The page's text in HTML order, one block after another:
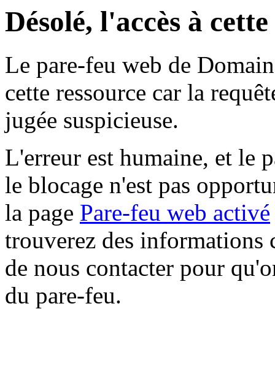
Désolé, l'accès à
Le pare-feu web de
cette ressource car la
jugée suspicieuse.
L'erreur est humaine, et le
le blocage n'est pas
la page Pare-feu web activé
trouverez des informations
de nous contacter pour
du pare-feu.